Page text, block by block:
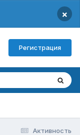
×
Регистрация
Активность